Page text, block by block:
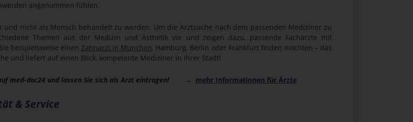
angenommen fühlen.
nicht als Mensch behandelt zu werden. Um die Arztsuche nach dem passenden Mediziner zu
Themen aus der Medizin und Ästhetik vor und zeigen dazu, passende Fachärzte mit
beispielsweise einen Zahnarzt in München, Hamburg, Berlin oder Frankfurt finden möchten – das
und liefert auf einen Blick, kompetente Mediziner in Ihrer Stadt!
med-doc24 und lassen Sie sich als Arzt eintragen! → mehr Informationen für Ärzte
& Service